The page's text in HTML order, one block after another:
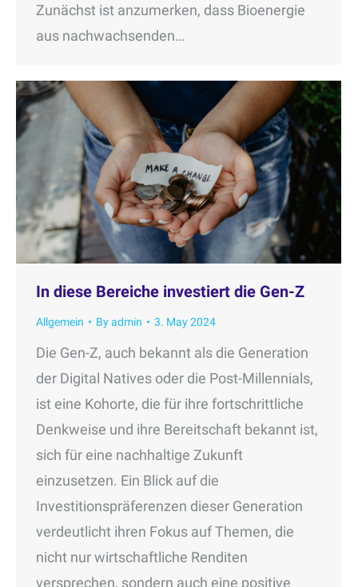
Zunächst ist anzumerken, dass Bioenergie
aus nachwachsenden…
In diese Bereiche investiert die Gen-Z
Allgemein Byadmin 3. May 2024
Die Gen-Z, auch bekannt als die Generation
der Digital Natives oder die Post-Millennials,
ist eine Kohorte, die für ihre fortschrittliche
Denkweise und ihre Bereitschaft bekannt ist,
sich für eine nachhaltige Zukunft
einzusetzen. Ein Blick auf die
Investitionspräferenzen dieser Generation
verdeutlicht ihren Fokus auf Themen, die
nicht nur wirtschaftliche Renditen
versprechen, sondern auch eine positive